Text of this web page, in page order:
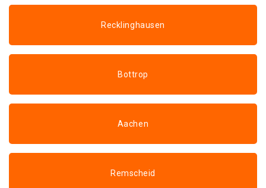
Recklinghausen
Bottrop
Aachen
Remscheid